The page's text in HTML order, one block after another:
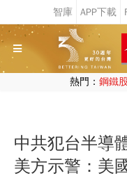
熱門： 鋼鐵
中共犯台半導
美方示警：美